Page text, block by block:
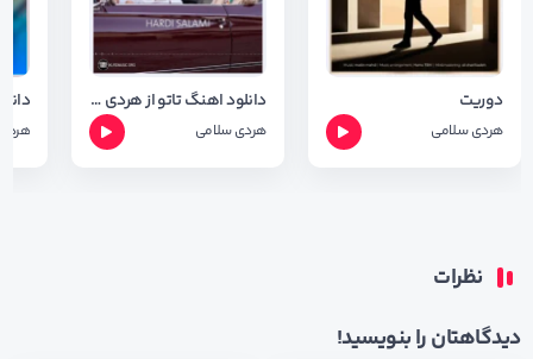
دوریت
هردی سلامی
دانلود اهنگ تاتو از هردی سلامی + شعر اهنگ
هردی سلامی
نظرات
دیدگاهتان را بنویسید!